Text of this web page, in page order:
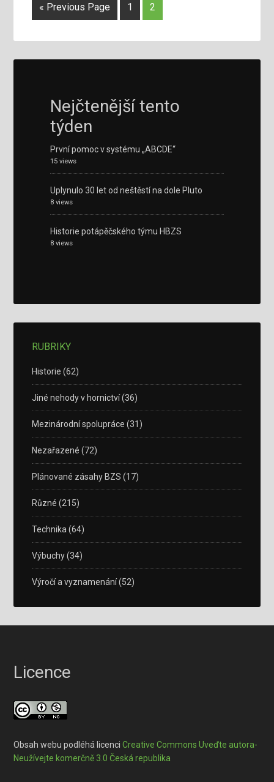
« Previous Page 1 2
Nejčtenější tento
týden
První pomoc v systému „ABCDE“
15 views
Uplynulo 30 let od neštěstí na dole Pluto
8 views
Historie potápěčského týmu HBZS
8 views
RUBRIKY
Historie (62)
Jiné nehody v hornictví(36)
Mezinárodní spolupráce (31)
Nezařazené (72)
Plánované zásahy BZS (17)
Různé (215)
Technika (64)
Výbuchy(34)
Výročí a vyznamenání(52)
Licence
Obsah webu podléhá licenciCreative Commons Uveďte autora-
Neužívejte komerčně 3.0 Česká republika